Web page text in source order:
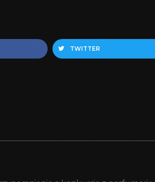
TWITTER